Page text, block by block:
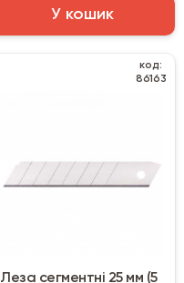
У кошик
код:
86163
Леза сегментні 25 мм (5